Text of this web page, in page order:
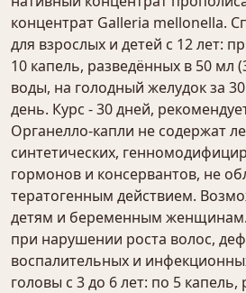
концентрат Galleria mellonella.
для взрослых и детей с 12 лет:
10 капель, разведённых в 50 мл
воды, на голодный желудок за
день. Курс - 30 дней,
Органелло-капли не содержат
синтетических,
гормонов и консервантов, не
тератогенным действием.
детям и беременным
при нарушении роста волос,
воспалительных и
головы с 3 до 6 лет: по 5